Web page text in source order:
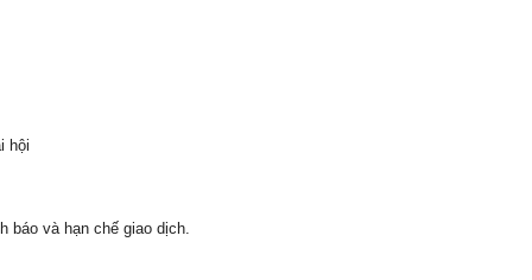
hội
báo và hạn chế giao dịch.